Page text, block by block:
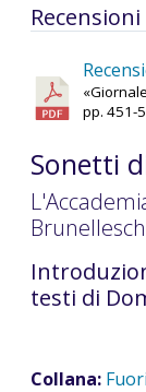
Recensioni
pp. 451-
Sonetti
testi di
Collana: